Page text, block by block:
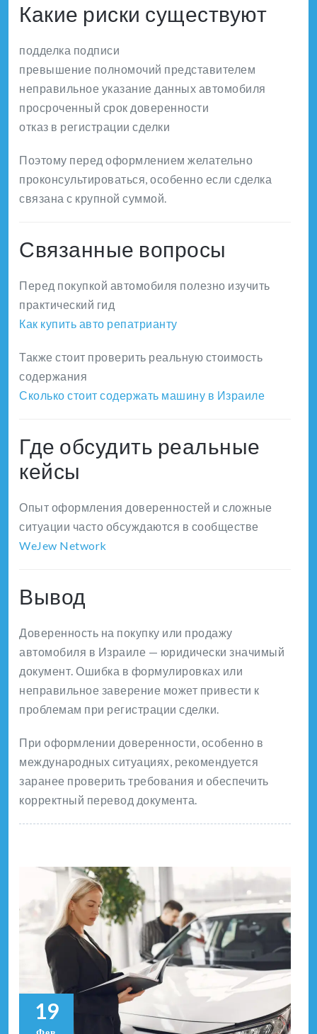
Какие риски существуют
подделка подписи
превышение полномочий представителем
неправильное указание данных автомобиля
просроченный срок доверенности
отказ в регистрации сделки
Поэтому перед оформлением желательно
проконсультироваться, особенно если сделка
связана с крупной суммой.
Связанные вопросы
Перед покупкой автомобиля полезно изучить
практический гид
Как купить авто репатрианту
Также стоит проверить реальную стоимость
содержания
Сколько стоит содержать машину в Израиле
Где обсудить реальные
кейсы
Опыт оформления доверенностей и сложные
ситуации часто обсуждаются в сообществе
WeJew Network
Вывод
Доверенность на покупку или продажу
автомобиля в Израиле — юридически значимый
документ. Ошибка в формулировках или
неправильное заверение может привести к
проблемам при регистрации сделки.
При оформлении доверенности, особенно в
международных ситуациях, рекомендуется
заранее проверить требования и обеспечить
корректный перевод документа.
19